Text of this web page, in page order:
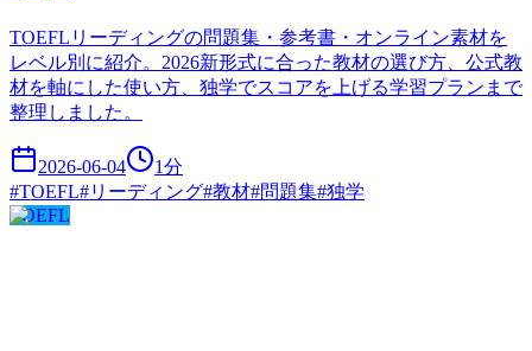
TOEFLリーディングの問題集・参考書・オンライン素材を
レベル別に紹介。2026新形式に合った教材の選び方、公式教
材を軸にした使い方、独学でスコアを上げる学習プランまで
整理しました。
2026-06-04 1分
#TOEFL#リーディング#教材#問題集#独学
TOEFL